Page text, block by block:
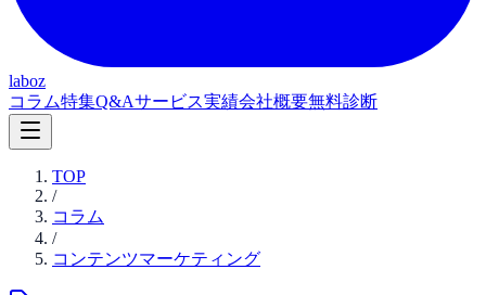
laboz
コラム特集Q&Aサービス実績会社概要無料診断
TOP
/
コラム
/
コンテンツマーケティング